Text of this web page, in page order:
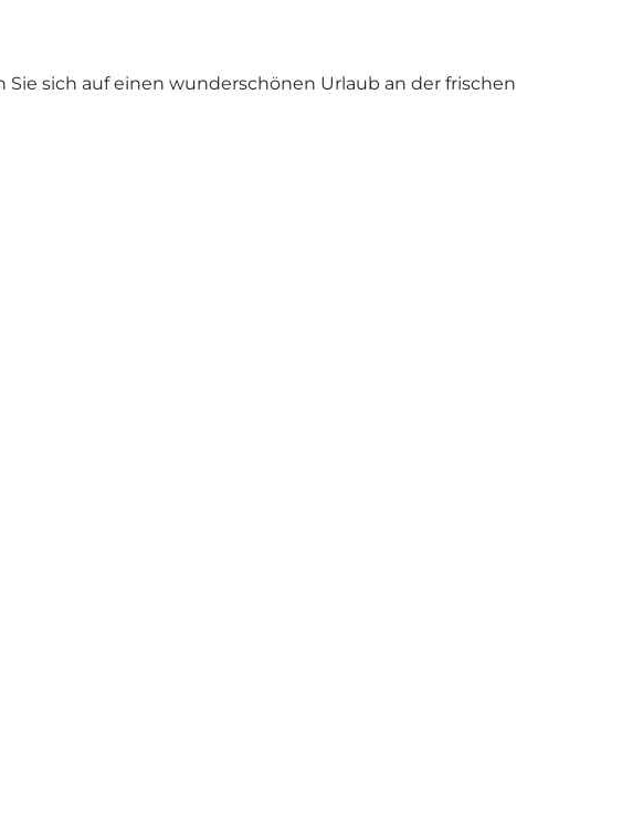
sich auf einen wunderschönen Urlaub an der frischen